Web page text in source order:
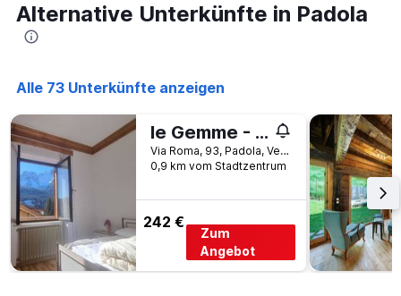
Alternative Unterkünfte in Padola
Alle 73 Unterkünfte anzeigen
le Gemme - Dolomites escape
Via Roma, 93, Padola, Venetien, Italien
0,9 km vom Stadtzentrum
242 €
Zum
Angebot